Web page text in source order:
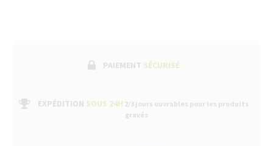
PAIEMENT SÉCURISÉ
EXPÉDITION SOUS 24H 2/3 jours ouvrables pour les produits
gravés